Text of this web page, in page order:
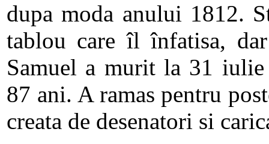
dupa moda anului 1812.
tablou care îl înfatisa,
Samuel a murit la 31
87 ani. A ramas pentru
creata de desenatori si